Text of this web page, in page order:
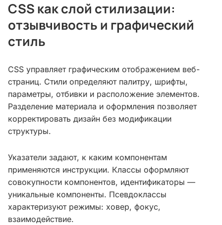
CSS как слой стилизации:
отзывчивость и графический
стиль
CSS управляет графическим отображением веб-
страниц. Стили определяют палитру, шрифты,
параметры, отбивки и расположение элементов.
Разделение материала и оформления позволяет
корректировать дизайн без модификации
структуры.
Указатели задают, к каким компонентам
применяются инструкции. Классы оформляют
совокупности компонентов, идентификаторы —
уникальные компоненты. Псевдоклассы
характеризуют режимы: ховер, фокус,
взаимодействие.